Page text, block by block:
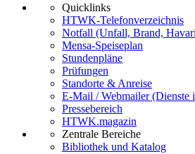
Quicklinks
HTWK-Telefonverzeichnis
Notfall (Unfall, Brand,
Mensa-Speiseplan
Stundenpläne
Prüfungen
Standorte & Anreise
E-Mail / Webmailer (Dienste
Pressebereich
HTWK.magazin
Zentrale Bereiche
Bibliothek und Katalog